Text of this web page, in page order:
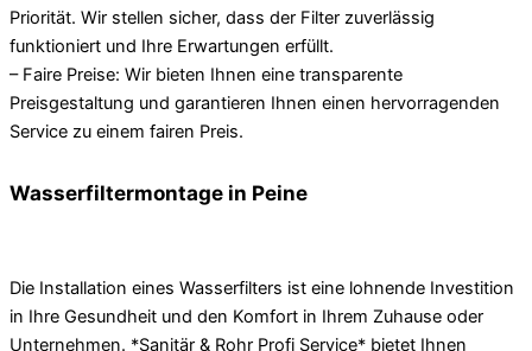
Priorität. Wir stellen sicher, dass der Filter zuverlässig
funktioniert und Ihre Erwartungen erfüllt.
– Faire Preise: Wir bieten Ihnen eine transparente
Preisgestaltung und garantieren Ihnen einen hervorragenden
Service zu einem fairen Preis.
Wasserfiltermontage in Peine
Die Installation eines Wasserfilters ist eine lohnende Investition
in Ihre Gesundheit und den Komfort in Ihrem Zuhause oder
Unternehmen. *Sanitär & Rohr Profi Service* bietet Ihnen